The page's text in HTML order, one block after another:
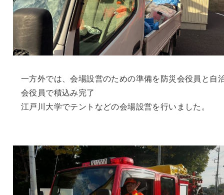
一方外では、会場設営のための準備を防災会役員と自
会役員で積込み完了
江戸川大学でテントなどの会場設営を行いました。